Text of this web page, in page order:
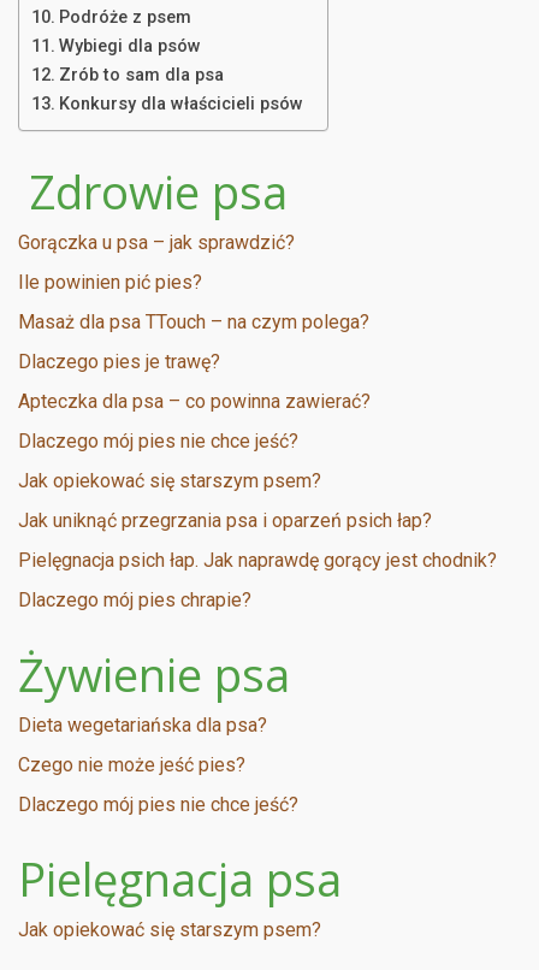
Podróże z psem
Wybiegi dla psów
Zrób to sam dla psa
Konkursy dla właścicieli psów
Zdrowie psa
Gorączka u psa – jak sprawdzić?
Ile powinien pić pies?
Masaż dla psa TTouch – na czym polega?
Dlaczego pies je trawę?
Apteczka dla psa – co powinna zawierać?
Dlaczego mój pies nie chce jeść?
Jak opiekować się starszym psem?
Jak uniknąć przegrzania psa i oparzeń psich łap?
Pielęgnacja psich łap. Jak naprawdę gorący jest chodnik?
Dlaczego mój pies chrapie?
Żywienie psa
Dieta wegetariańska dla psa?
Czego nie może jeść pies?
Dlaczego mój pies nie chce jeść?
Pielęgnacja psa
Jak opiekować się starszym psem?